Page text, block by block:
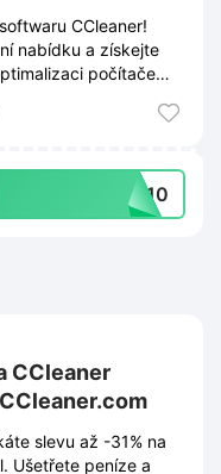
CCleaner!
nabídku a získejte
počítače
DY10
CCleaner
slevu až -31% na
Ušetřete peníze a